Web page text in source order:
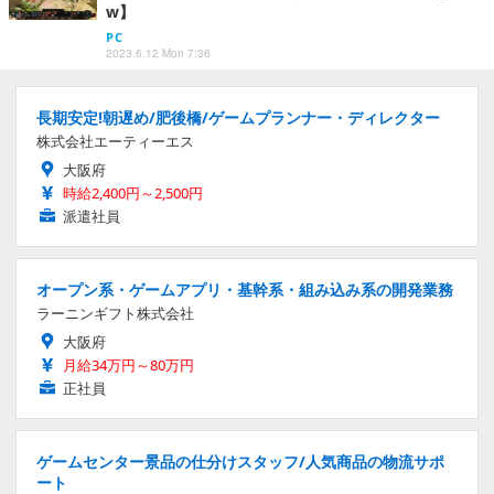
w】
PC
2023.6.12 Mon 7:36
長期安定!朝遅め/肥後橋/ゲームプランナー・ディレクター
株式会社エーティーエス
大阪府
時給2,400円～2,500円
派遣社員
オープン系・ゲームアプリ・基幹系・組み込み系の開発業務
ラーニンギフト株式会社
大阪府
月給34万円～80万円
正社員
ゲームセンター景品の仕分けスタッフ/人気商品の物流サポ
ート